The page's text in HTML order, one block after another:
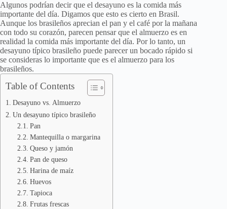
Algunos podrían decir que el desayuno es la comida más
importante del día. Digamos que esto es cierto en Brasil.
Aunque los brasileños aprecian el pan y el café por la mañana
con todo su corazón, parecen pensar que el almuerzo es en
realidad la comida más importante del día. Por lo tanto, un
desayuno típico brasileño puede parecer un bocado rápido si
se consideras lo importante que es el almuerzo para los
brasileños.
Table of Contents
Desayuno vs. Almuerzo
Un desayuno típico brasileño
Pan
Mantequilla o margarina
Queso y jamón
Pan de queso
Harina de maíz
Huevos
Tapioca
Frutas frescas